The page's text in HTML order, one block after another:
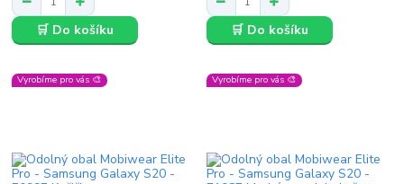
🛒 Do košíku 🛒 Do košíku
Vyrobíme pro vás 🎨 Vyrobíme pro vás 🎨